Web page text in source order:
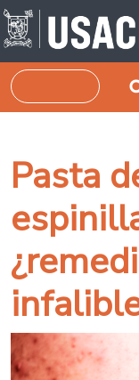
Skip to main content
Search
Pasta